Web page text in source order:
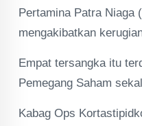
Pertamina Patra Niaga
mengakibatkan
Empat tersangka itu
Pemegang Saham
Kabag Ops